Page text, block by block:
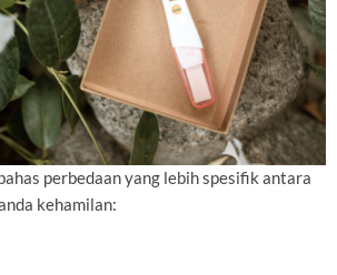
perbedaan yang lebih spesifik antara
kehamilan: